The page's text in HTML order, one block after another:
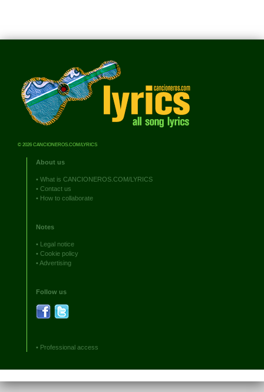
© 2026 CANCIONEROS.COM/LYRICS
About us
• What is CANCIONEROS.COM/LYRICS
• Contact us
• How to collaborate
Notes
• Legal notice
• Cookie policy
•Advertising
Follow us
• Professional access